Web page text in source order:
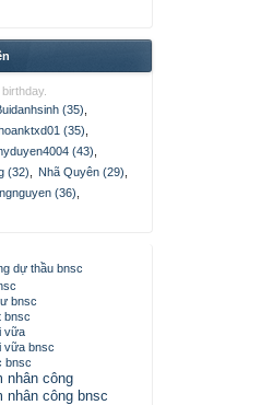
(35)
(35)
(43)
(32)
Nhã Quyên (29)
(36)
dự thầu bnsc
bnsc
bnsc
vữa
vữa bnsc
bnsc
nhân công
nhân công bnsc